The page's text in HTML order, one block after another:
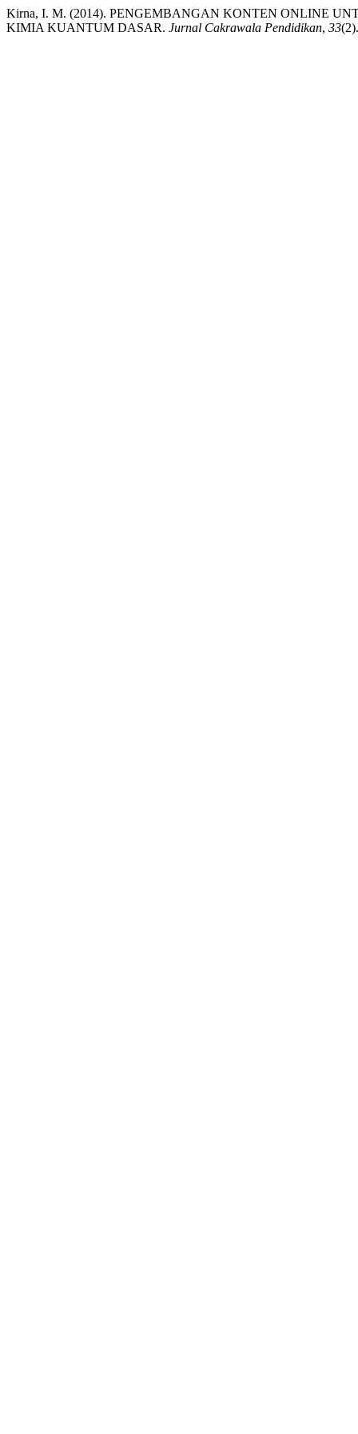
Kirna, I. M. (2014). PENGEMBANGAN KONTEN ONLINE
KIMIA KUANTUM DASAR. Jurnal Cakrawala Pendidikan, 33